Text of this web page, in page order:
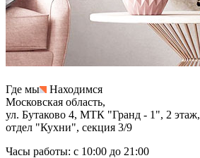
Где мы
Находимся
Московская область,
ул. Бутаково 4, МТК "Гранд - 1", 2 этаж,
отдел "Кухни", секция 3/9
Часы работы: с 10:00 до 21:00